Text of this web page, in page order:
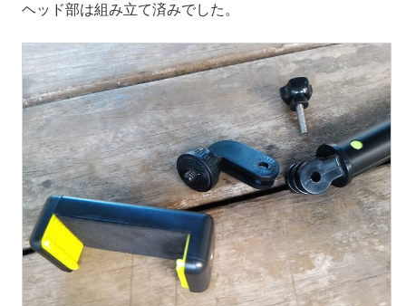
ヘッド部は組み立て済みでした。